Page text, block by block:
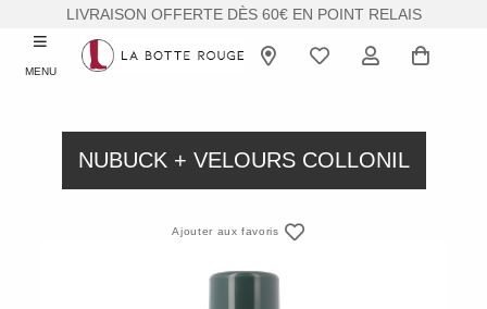
LIVRAISON OFFERTE DÈS 60€ EN POINT RELAIS
MENU
NUBUCK + VELOURS COLLONIL
Ajouter aux favoris